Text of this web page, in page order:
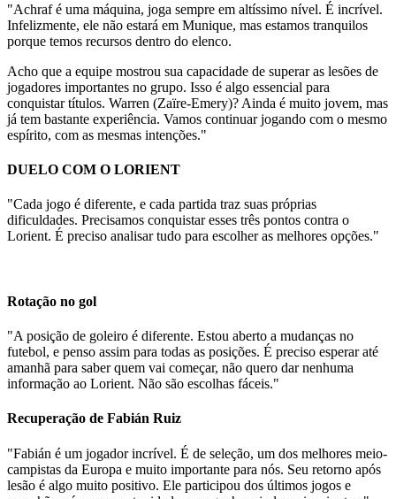
"Achraf é uma máquina, joga sempre em altíssimo nível. É incrível.
Infelizmente, ele não estará em Munique, mas estamos tranquilos
porque temos recursos dentro do elenco.
Acho que a equipe mostrou sua capacidade de superar as lesões de
jogadores importantes no grupo. Isso é algo essencial para
conquistar títulos. Warren (Zaïre-Emery)? Ainda é muito jovem, mas
já tem bastante experiência. Vamos continuar jogando com o mesmo
espírito, com as mesmas intenções."
DUELO COM O LORIENT
"Cada jogo é diferente, e cada partida traz suas próprias
dificuldades. Precisamos conquistar esses três pontos contra o
Lorient. É preciso analisar tudo para escolher as melhores opções."
Rotação no gol
"A posição de goleiro é diferente. Estou aberto a mudanças no
futebol, e penso assim para todas as posições. É preciso esperar até
amanhã para saber quem vai começar, não quero dar nenhuma
informação ao Lorient. Não são escolhas fáceis."
Recuperação de Fabián Ruiz
"Fabián é um jogador incrível. É de seleção, um dos melhores meio-
campistas da Europa e muito importante para nós. Seu retorno após
lesão é algo muito positivo. Ele participou dos últimos jogos e